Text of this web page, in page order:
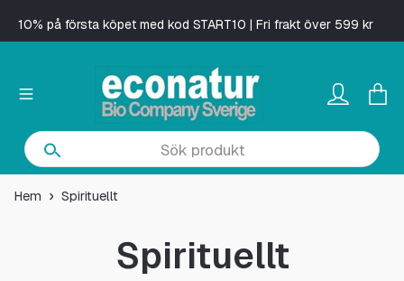
10% på första köpet med kod START10 | Fri frakt över 599 kr
Hem Spirituellt
Spirituellt